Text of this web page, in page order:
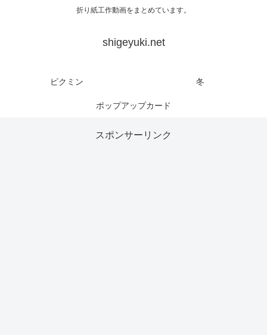
折り紙工作動画をまとめています。
shigeyuki.net
ピクミン 冬
ポップアップカード
スポンサーリンク